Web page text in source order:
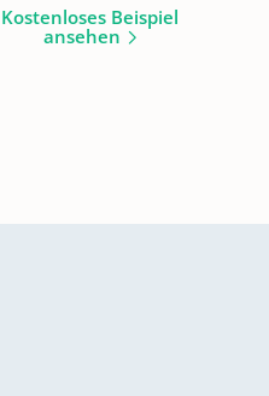
Kostenloses Beispiel
ansehen